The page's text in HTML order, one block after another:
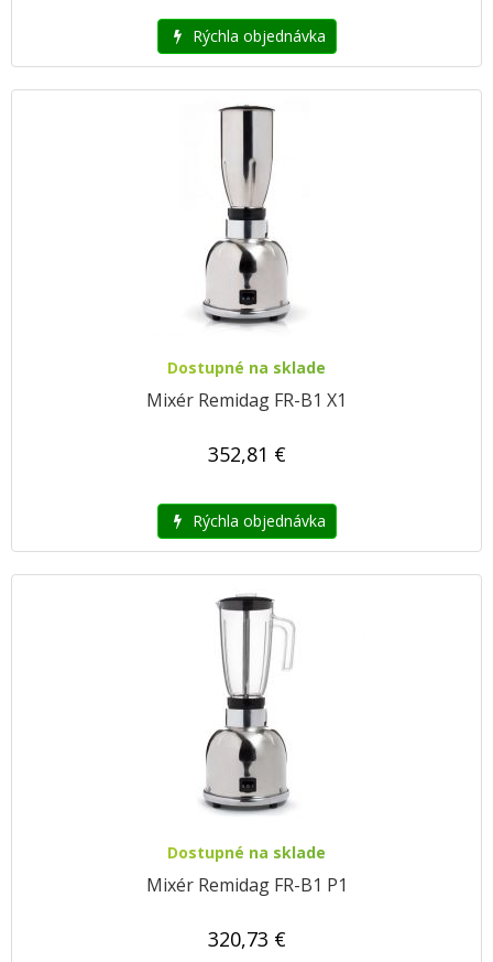
Rýchla objednávka
Dostupné na sklade
Mixér Remidag FR-B1 X1
352,81 €
Rýchla objednávka
Dostupné na sklade
Mixér Remidag FR-B1 P1
320,73 €